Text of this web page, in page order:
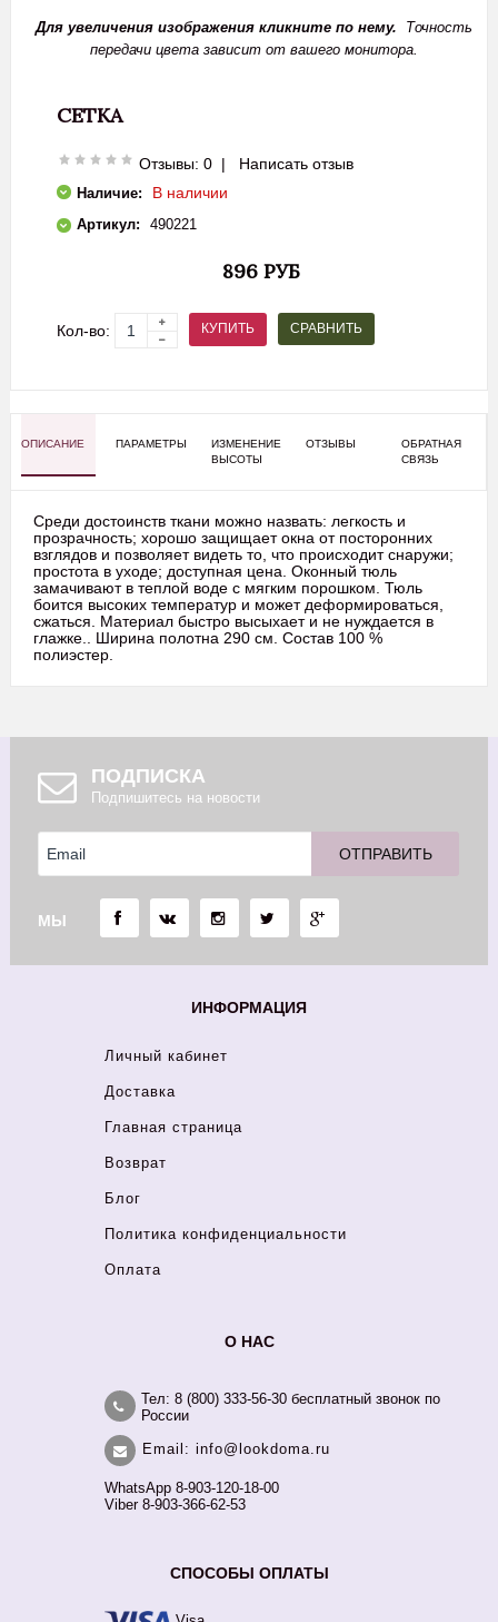
Для увеличения изображения кликните по нему. Точность
передачи цвета зависит от вашего монитора.
СЕТКА
Отзывы: 0 | Написать отзыв
Наличие: В наличии
Артикул: 490221
896 РУБ
Кол-во: КУПИТЬ СРАВНИТЬ
ОПИСАНИЕ ПАРАМЕТРЫ
ИЗМЕНЕНИЕ
ВЫСОТЫ
ОТЗЫВЫ
ОБРАТНАЯ
СВЯЗЬ
Среди достоинств ткани можно назвать: легкость и
прозрачность; хорошо защищает окна от посторонних
взглядов и позволяет видеть то, что происходит снаружи;
простота в уходе; доступная цена. Оконный тюль
замачивают в теплой воде с мягким порошком. Тюль
боится высоких температур и может деформироваться,
сжаться. Материал быстро высыхает и не нуждается в
глажке.. Ширина полотна 290 см. Состав 100 %
полиэстер.
ПОДПИСКА
Подпишитесь на новости
МЫ
ИНФОРМАЦИЯ
Личный кабинет
Доставка
Главная страница
Возврат
Блог
Политика конфиденциальности
Оплата
О НАС
Тел: 8 (800) 333-56-30 бесплатный звонок по
России
Email: info@lookdoma.ru
WhatsApp 8-903-120-18-00
Viber 8-903-366-62-53
СПОСОБЫ ОПЛАТЫ